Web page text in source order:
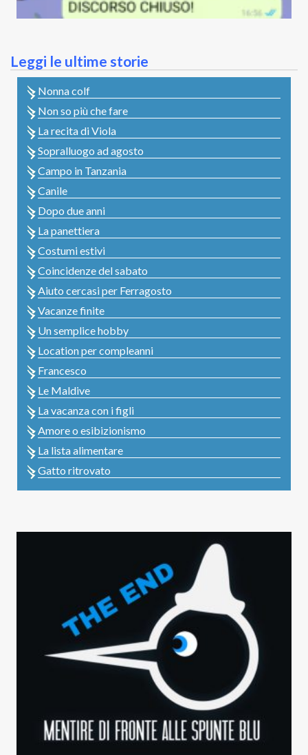
Leggi le ultime storie
Nonna colf
Non so più che fare
La recita di Viola
Sopralluogo ad agosto
Campo in Tanzania
Canile
Dopo due anni
La panettiera
Costumi estivi
Coincidenze del sabato
Aiuto cercasi per Ferragosto
Vacanze finite
Un semplice hobby
Location per compleanni
Francesco
Le Maldive
La vacanza con i figli
Amore o esibizionismo
La lista alimentare
Gatto ritrovato